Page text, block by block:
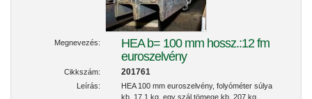
Megnevezés:
HEA b= 100 mm hossz.:12 fm
euroszelvény
Cikkszám: 201761
Leírás:
HEA 100 mm euroszelvény, folyóméter súlya
kb. 17.1 kg, egy szál tömege kb. 207 kg.